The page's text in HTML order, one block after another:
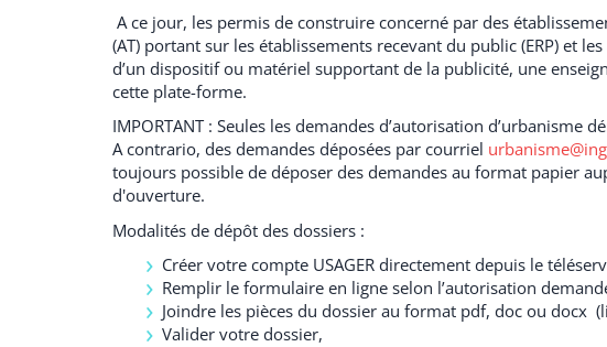
A ce jour, les permis de construire concerné par des
(AT) portant sur les établissements recevant du public (ERP) et
d’un dispositif ou matériel supportant de la publicité, une
cette plate-forme.
IMPORTANT : Seules les demandes d’autorisation d’urbanisme
A contrario, des demandes déposées par courriel
toujours possible de déposer des demandes au format papier
d'ouverture.
Modalités de dépôt des dossiers :
Créer votre compte USAGER directement depuis le
Remplir le formulaire en ligne selon l’autorisation
Joindre les pièces du dossier au format pdf, doc ou docx
Valider votre dossier,